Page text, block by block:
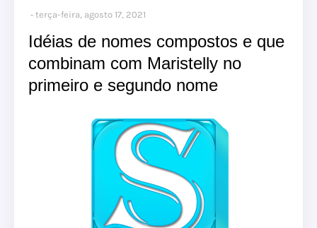
terça-feira, agosto 17, 2021
Idéias de nomes compostos e que
combinam com Maristelly no
primeiro e segundo nome